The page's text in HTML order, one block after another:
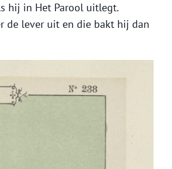
hij in Het Parool uitlegt.
de lever uit en die bakt hij dan